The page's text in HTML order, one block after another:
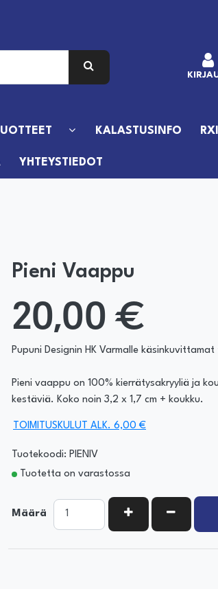
KALASTUSINFO
YHTEYSTIEDOT
Pieni Vaappu
20,00 €
Pupuni Designin HK Varmalle
Pieni vaappu on 100% kierrätysakryyliä ja
kestäviä. Koko noin 3,2 x 1,7 cm + koukku.
TOIMITUSKULUT ALK. 6,00 €
Tuotekoodi: PIENIV
Tuotetta on varastossa
Määrä KASVATA MÄÄRÄÄ